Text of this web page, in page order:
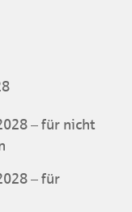
– für nicht
– für